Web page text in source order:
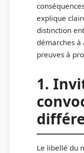
explique
distinction
démarches
preuves à
1.
Le libellé du